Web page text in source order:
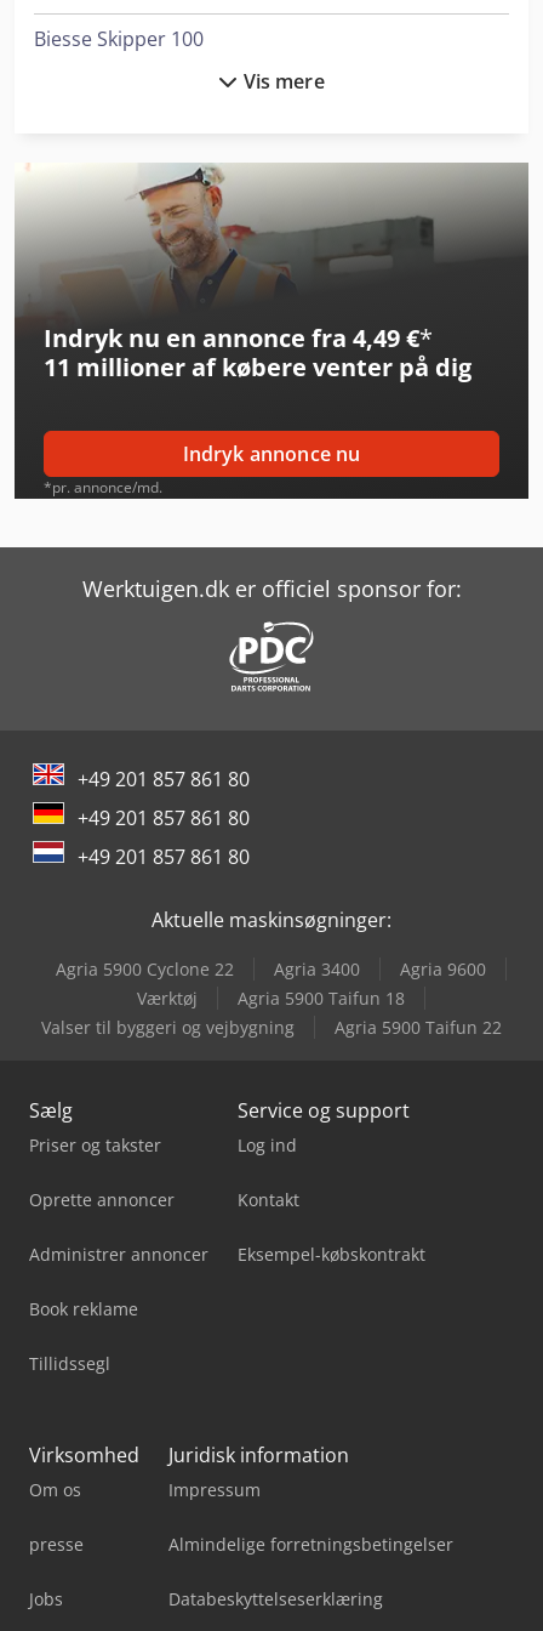
Biesse Skipper 100
Edelhoff Azr 100
Gildemeister Ctx 200
Haas Ec-1600
Haas Tr160
Heller H 5000
Heller H 6000
Index B400
Knuth Kb 1400
Kuka Kr 1000 Titan
Matsuura Vx-1000
Untha Xr3000
Weinbrenner Gp 100
Vis mere
Indryk nu en annonce fra 4,49 €*
11 millioner af købere venter på dig
Indryk annonce nu
*pr. annonce/md.
Werktuigen.dk er officiel sponsor for:
+49 201 857 861 80
+49 201 857 861 80
+49 201 857 861 80
Aktuelle maskinsøgninger:
Agria 5900 Cyclone 22 Agria 3400
Agria 9600
Værktøj
Agria 5900 Taifun 18
Valser til byggeri og vejbygning
Agria 5900 Taifun 22
Sælg
Priser og takster
Oprette annoncer
Administrer annoncer
Book reklame
Tillidssegl
Service og support
Log ind
Kontakt
Eksempel-købskontrakt
Virksomhed
Om os
presse
Jobs
Juridisk information
Impressum
Almindelige forretningsbetingelser
Databeskyttelseserklæring